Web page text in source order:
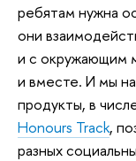
ребятам нужна
они
и с окружающим
и вместе. И мы
продукты, в
Honours Track,
разных